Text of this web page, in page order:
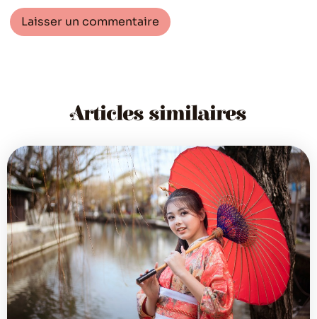
Articles similaires